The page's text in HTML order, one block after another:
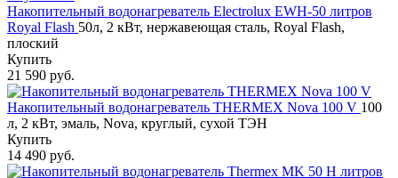
Накопительный водонагреватель Electrolux EWH-50 литров
Royal Flash 50л, 2 кВт, нержавеющая сталь, Royal Flash,
плоский
Купить
21 590 руб.
Накопительный водонагреватель THERMEX Nova 100 V 100
л, 2 кВт, эмаль, Nova, круглый, сухой ТЭН
Купить
14 490 руб.